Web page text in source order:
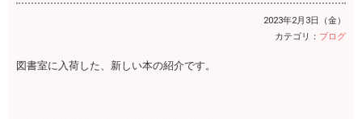
2023年2月3日（金）
カテゴリ： ブログ
図書室に入荷した、新しい本の紹介です。